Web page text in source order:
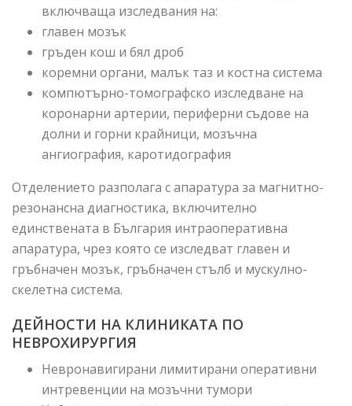
включваща изследвания на:
главен мозък
гръден кош и бял дроб
коремни органи, малък таз и костна система
компютърно-томографско изследване на
коронарни артерии, периферни съдове на
долни и горни крайници, мозъчна
ангиография, каротидография
Отделението разполага с апаратура за магнитно-
резонансна диагностика, включително
единствената в България интраоперативна
апаратура, чрез която се изследват главен и
гръбначен мозък, гръбначен стълб и мускулно-
скелетна система.
ДЕЙНОСТИ НА КЛИНИКАТА ПО
НЕВРОХИРУРГИЯ
Невронавигирани лимитирани оперативни
интревенции на мозъчни тумори